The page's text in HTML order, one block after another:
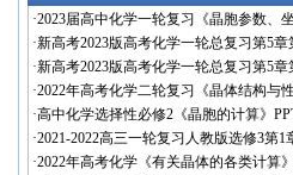
·2023届高中化学一轮复习《晶胞参数、
·新高考2023版高考化学一轮总复习第5
·新高考2023版高考化学一轮总复习第5
·2022年高考化学二轮复习《晶体结构与
·高中化学选择性必修2《晶胞的计算》
·2021-2022高三一轮复习人教版选修3第
·2022年高考化学《有关晶体的各类计算